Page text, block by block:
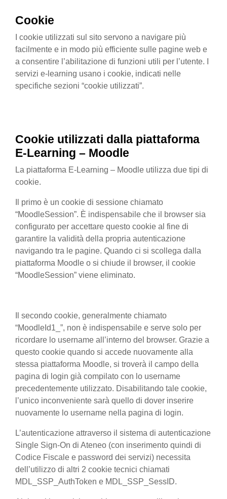
Cookie
I cookie utilizzati sul sito servono a navigare più
facilmente e in modo più efficiente sulle pagine web e
a consentire l’abilitazione di funzioni utili per l’utente. I
servizi e-learning usano i cookie, indicati nelle
specifiche sezioni “cookie utilizzati”.
Cookie utilizzati dalla piattaforma
E-Learning – Moodle
La piattaforma E-Learning – Moodle utilizza due tipi di
cookie.
Il primo è un cookie di sessione chiamato
“MoodleSession”. È indispensabile che il browser sia
configurato per accettare questo cookie al fine di
garantire la validità della propria autenticazione
navigando tra le pagine. Quando ci si scollega dalla
piattaforma Moodle o si chiude il browser, il cookie
“MoodleSession” viene eliminato.
Il secondo cookie, generalmente chiamato
“MoodleId1_”, non è indispensabile e serve solo per
ricordare lo username all’interno del browser. Grazie a
questo cookie quando si accede nuovamente alla
stessa piattaforma Moodle, si troverà il campo della
pagina di login già compilato con lo username
precedentemente utilizzato. Disabilitando tale cookie,
l’unico inconveniente sarà quello di dover inserire
nuovamente lo username nella pagina di login.
L’autenticazione attraverso il sistema di autenticazione
Single Sign-On di Ateneo (con inserimento quindi di
Codice Fiscale e password dei servizi) necessita
dell’utilizzo di altri 2 cookie tecnici chiamati
MDL_SSP_AuthToken e MDL_SSP_SessID.